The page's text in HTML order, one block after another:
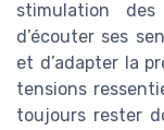
stimulation
d’écouter ses
et d’adapter la
tensions
toujours rester